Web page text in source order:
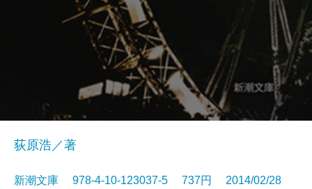
荻原浩／著
新潮文庫 978-4-10-123037-5 737円 2014/02/28